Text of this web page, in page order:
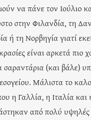
να πάνε τον Ιούλιο
στην Φιλανδία, τη
ή τη Νορβηγία γιατί
είναι αρκετά πιο
σαραντάρια (και βάλε)
Μάλιστα το
η Γαλλία, η Ιταλία και
από πολύ υψηλές